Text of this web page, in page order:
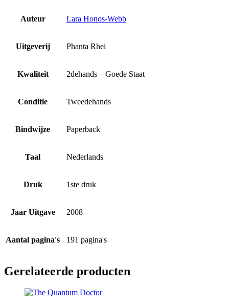
Auteur Lara Honos-Webb
Uitgeverij Phanta Rhei
Kwaliteit 2dehands – Goede Staat
Conditie Tweedehands
Bindwijze Paperback
Taal Nederlands
Druk 1ste druk
Jaar Uitgave 2008
Aantal pagina's 191 pagina's
Gerelateerde producten